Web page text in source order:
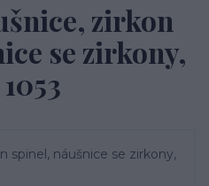
zirkon
se zirkony,